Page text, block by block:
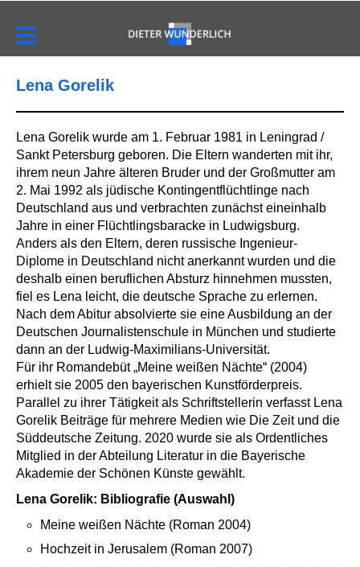
Lena Gorelik
Lena Gorelik wurde am 1. Februar 1981 in Leningrad /
Sankt Petersburg geboren. Die Eltern wanderten mit ihr,
ihrem neun Jahre älteren Bruder und der Großmutter am
2. Mai 1992 als jüdische Kontingentflüchtlinge nach
Deutschland aus und verbrachten zunächst eineinhalb
Jahre in einer Flüchtlingsbaracke in Ludwigsburg.
Anders als den Eltern, deren russische Ingenieur-
Diplome in Deutschland nicht anerkannt wurden und die
deshalb einen beruflichen Absturz hinnehmen mussten,
fiel es Lena leicht, die deutsche Sprache zu erlernen.
Nach dem Abitur absolvierte sie eine Ausbildung an der
Deutschen Journalistenschule in München und studierte
dann an der Ludwig-Maximilians-Universität.
Für ihr Romandebüt „Meine weißen Nächte“ (2004)
erhielt sie 2005 den bayerischen Kunstförderpreis.
Parallel zu ihrer Tätigkeit als Schriftstellerin verfasst Lena
Gorelik Beiträge für mehrere Medien wie Die Zeit und die
Süddeutsche Zeitung. 2020 wurde sie als Ordentliches
Mitglied in der Abteilung Literatur in die Bayerische
Akademie der Schönen Künste gewählt.
Lena Gorelik: Bibliografie (Auswahl)
Meine weißen Nächte (Roman 2004)
Hochzeit in Jerusalem (Roman 2007)